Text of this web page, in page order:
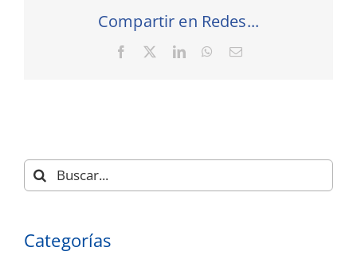
Compartir en Redes...
Facebook LinkedInWhatsApp
Correo
Buscar:
Categorías